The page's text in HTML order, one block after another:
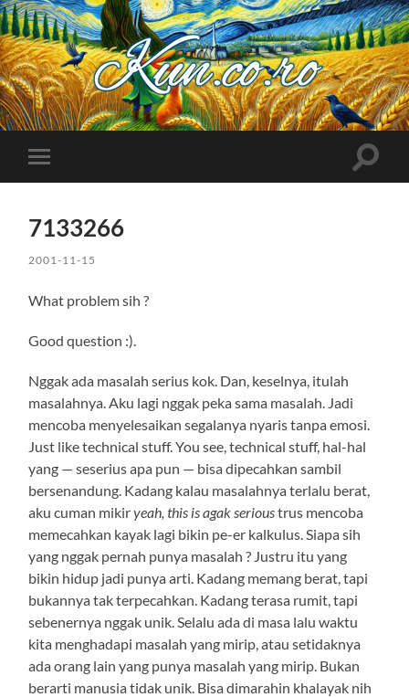
Kuncoro++
Toggle
mobile
Toggle
7133266
2001-11-15
What problem sih ?
Good question :).
Nggak ada masalah serius kok. Dan, keselnya, itulah
masalahnya. Aku lagi nggak peka sama masalah. Jadi
mencoba menyelesaikan segalanya nyaris tanpa emosi.
Just like technical stuff. You see, technical stuff, hal-hal
yang — seserius apa pun — bisa dipecahkan sambil
bersenandung. Kadang kalau masalahnya terlalu berat,
aku cuman mikiryeah, this is agak serioustrus mencoba
memecahkan kayak lagi bikin pe-er kalkulus. Siapa sih
yang nggak pernah punya masalah ? Justru itu yang
bikin hidup jadi punya arti. Kadang memang berat, tapi
bukannya tak terpecahkan. Kadang terasa rumit, tapi
sebenernya nggak unik. Selalu ada di masa lalu waktu
kita menghadapi masalah yang mirip, atau setidaknya
ada orang lain yang punya masalah yang mirip. Bukan
berarti manusia tidak unik. Bisa dimarahin khalayak nih